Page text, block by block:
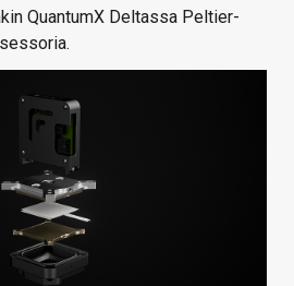
QuantumX Deltassa Peltier-